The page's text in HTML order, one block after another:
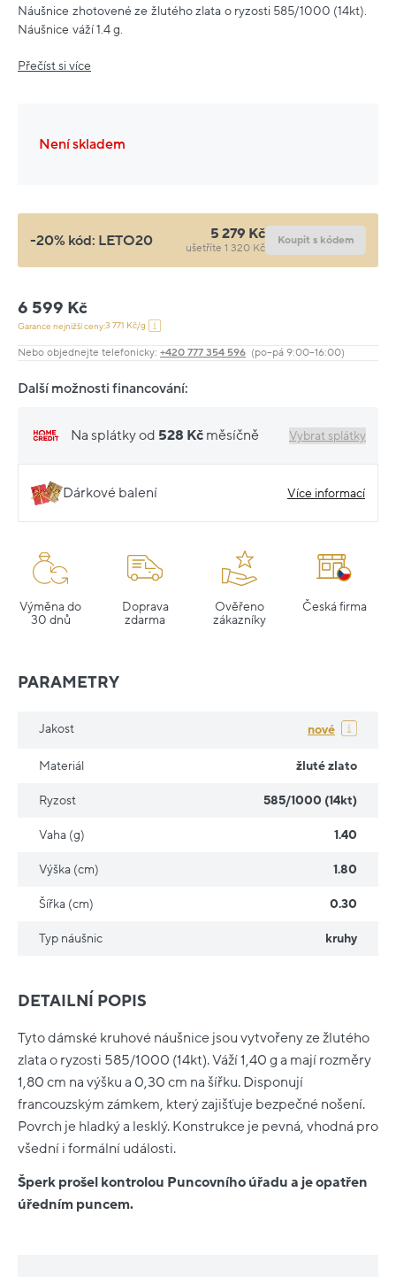
Náušnice zhotovené ze žlutého zlata o ryzosti 585/1000 (14kt).
Náušnice váží 1.4 g.
Přečíst si více
Není skladem
-20% kód: LETO20 5 279 Kč
ušetříte 1 320 Kč
Koupit s kódem
6 599 Kč
Garance nejnižší ceny:3 771 Kč/g
Nebo objednejte telefonicky: +420 777 354 596 (po–pá 9:00–16:00)
Další možnosti financování:
Na splátky od 528 Kč měsíčně Vybrat splátky
Dárkové balení Více informací
Výměna do
30 dnů
Doprava
zdarma
Ověřeno
zákazníky
Česká firma
DETAILNÍ POPIS
Tyto dámské kruhové náušnice jsou vytvořeny ze žlutého
zlata o ryzosti 585/1000 (14kt). Váží 1,40 g a mají rozměry
1,80 cm na výšku a 0,30 cm na šířku. Disponují
francouzským zámkem, který zajišťuje bezpečné nošení.
Povrch je hladký a lesklý. Konstrukce je pevná, vhodná pro
všední i formální události.
Šperk prošel kontrolou Puncovního úřadu a je opatřen
úředním puncem.
PARAMETRY
Jakost nové
Materiál žluté zlato
Ryzost 585/1000 (14kt)
Vaha (g) 1.40
Výška (cm) 1.80
Šířka (cm) 0.30
Typ náušnic kruhy